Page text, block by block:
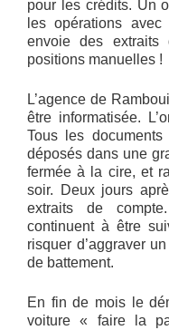
pour les crédits. Un
les opérations
envoie des extraits
positions manuelles !
L’agence de
être informatisée.
Tous les
déposés dans une
fermée à la cire, et
soir. Deux jours
extraits de
continuent à être
risquer d’aggraver
de battement.
En fin de mois le
voiture « faire la